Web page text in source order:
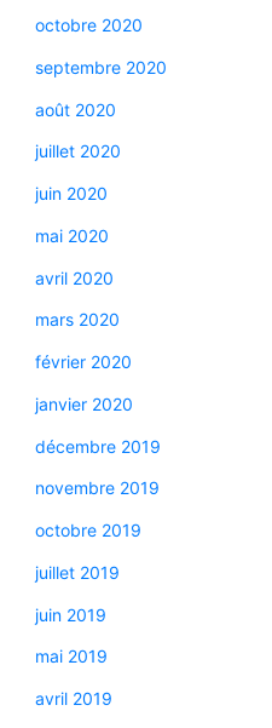
octobre 2020
septembre 2020
août 2020
juillet 2020
juin 2020
mai 2020
avril 2020
mars 2020
février 2020
janvier 2020
décembre 2019
novembre 2019
octobre 2019
juillet 2019
juin 2019
mai 2019
avril 2019